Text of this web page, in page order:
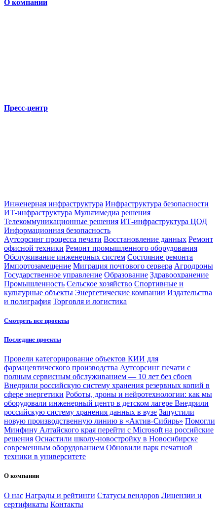
О компании
Пресс-центр
Инженерная инфраструктура Инфраструктура безопасности
ИТ-инфраструктура Мультимедиа решения
Телекоммуникационные решения ИТ-инфраструктура ЦОД
Информационная безопасность
Аутсорсинг процесса печати Восстановление данных Ремонт
офисной техники Ремонт промышленного оборудования
Обслуживание инженерных систем Состояние ремонта
Импортозамещение Миграция почтового сервера Агродроны
Государственное управление Образование Здравоохранение
Промышленность Сельское хозяйство Спортивные и
культурные объекты Энергетические компании Издательства
и полиграфия Торговля и логистика
Смотреть все проекты
Последние проекты
Провели категорирование объектов КИИ для
фармацевтического производства Аутсорсинг печати с
полным сервисным обслуживанием — 10 лет без сбоев
Внедрили российскую систему хранения резервных копий в
сфере энергетики Роботы, дроны и нейротехнологии: как мы
оборудовали инженерный центр в детском лагере Внедрили
российскую систему хранения данных в вузе Запустили
новую производственную линию в «Актив-Сибирь» Помогли
Минфину Алтайского края перейти с Microsoft на российские
решения Оснастили школу-новостройку в Новосибирске
современным оборудованием Обновили парк печатной
техники в университете
О компании
О нас Награды и рейтинги Статусы вендоров Лицензии и
сертификаты Контакты